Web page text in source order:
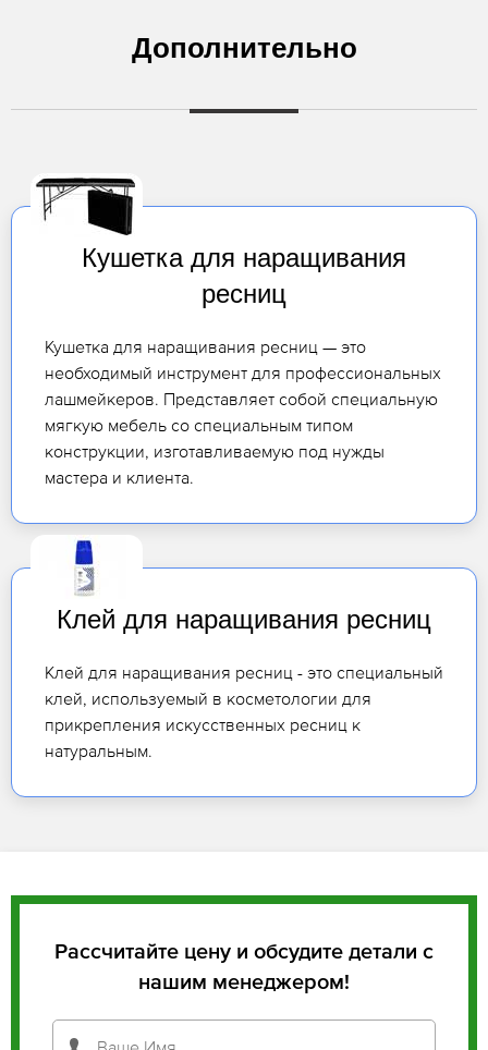
Дополнительно
Кушетка для наращивания
ресниц
Кушетка для наращивания ресниц — это
необходимый инструмент для профессиональных
лашмейкеров. Представляет собой специальную
мягкую мебель со специальным типом
конструкции, изготавливаемую под нужды
мастера и клиента.
Клей для наращивания ресниц
Клей для наращивания ресниц - это специальный
клей, используемый в косметологии для
прикрепления искусственных ресниц к
натуральным.
Рассчитайте цену и обсудите детали с
нашим менеджером!